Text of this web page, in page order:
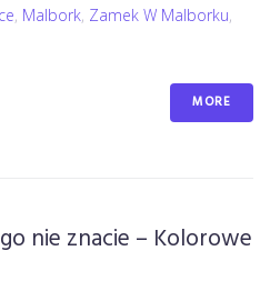
, Malbork, Zamek W Malborku,
MORE
nie znacie – Kolorowe